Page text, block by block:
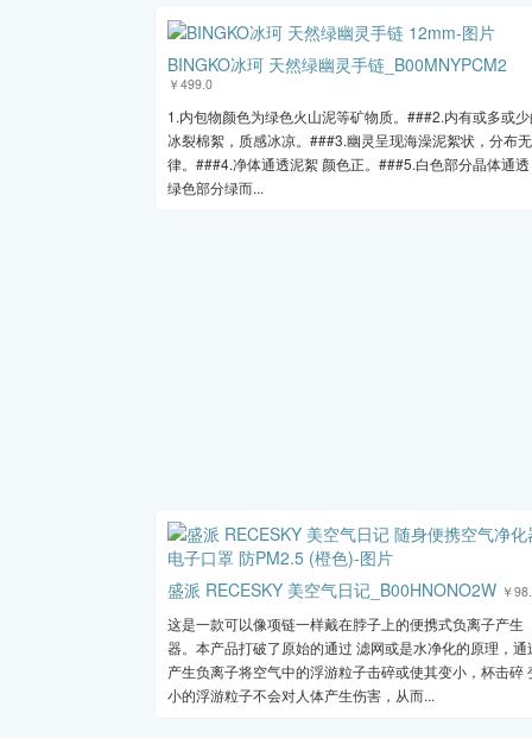
BINGKO冰珂 天然绿幽灵手链_B00MNYPCM2
￥499.0
1.内包物颜色为绿色火山泥等矿物质。###2.内有或多或
冰裂棉絮，质感冰凉。###3.幽灵呈现海澡泥絮状，分布
律。###4.净体通透泥絮 颜色正。###5.白色部分晶体通
绿色部分绿而...
盛派 RECESKY 美空气日记_B00HNONO2W ￥
这是一款可以像项链一样戴在脖子上的便携式负离子产生
器。本产品打破了原始的通过 滤网或是水净化的原理，通
产生负离子将空气中的浮游粒子击碎或使其变小，杯击碎
小的浮游粒子不会对人体产生伤害，从而...